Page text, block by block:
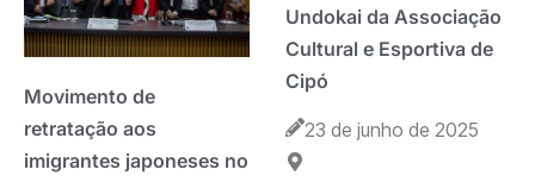
Movimento de
retratação aos
imigrantes japoneses no
Undokai da Associação
Cultural e Esportiva de
Cipó
23 de junho de 2025